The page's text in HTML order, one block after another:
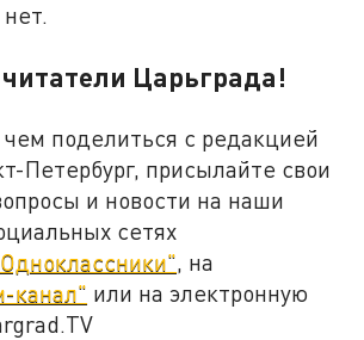
Царьграда!
поделиться с редакцией
Петербург, присылайте свои
и новости на наши
сетях
, на
канал" или на электронную